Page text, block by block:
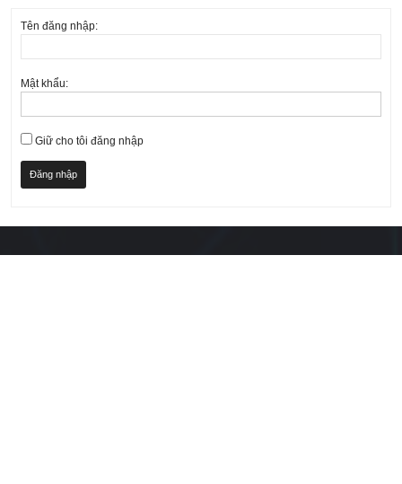
Tên đăng nhập:
Mật khẩu:
Giữ cho tôi đăng nhập
Đăng nhập